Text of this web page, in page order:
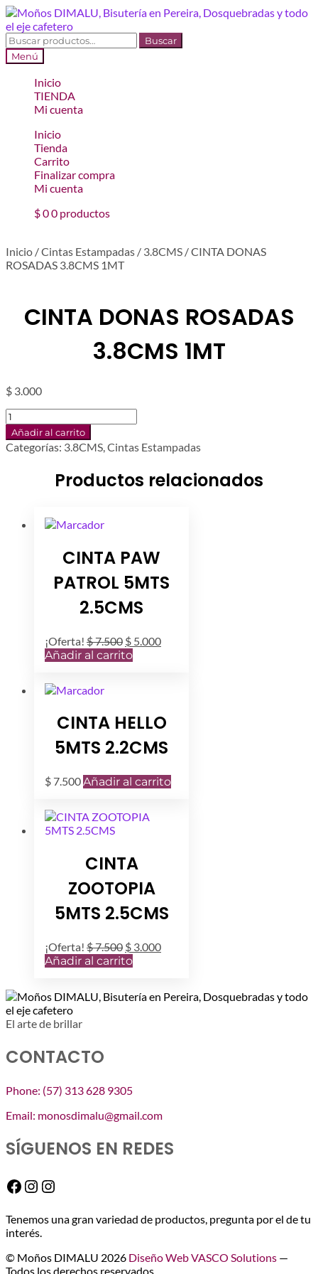
Ir
a
la
navegación
Ir
al
contenido
Buscar
por:
Buscar
Menú
Inicio
TIENDA
Mi cuenta
Inicio
Tienda
Carrito
Finalizar compra
Mi cuenta
$00 productos
Inicio /Cintas Estampadas / 3.8CMS /CINTA DONAS
ROSADAS 3.8CMS 1MT
CINTA DONAS ROSADAS
3.8CMS 1MT
$ 3.000
CINTA
DONAS
ROSADAS
3.8CMS
Añadir al carrito
Categorías: 3.8CMS,Cintas Estampadas
Productos relacionados
CINTA PAW
PATROL 5MTS
2.5CMS
¡Oferta! $7.500 El
precio
$ 5.000El
Añadir al carrito
CINTA HELLO
5MTS 2.2CMS
$ 7.500Añadir al carrito
CINTA
ZOOTOPIA
5MTS 2.5CMS
¡Oferta! $7.500 El
precio
$ 7.500.
$ 3.000El
$ 3.000.
Añadir al carrito
El arte de brillar
CONTACTO
Phone: (57) 313 628 9305
Email: monosdimalu@gmail.com
SÍGUENOS EN REDES
Facebook
Instagram
Instagram
Tenemos una gran variedad de productos, pregunta por el de tu
interés.
© Moños DIMALU 2026 Diseño Web VASCO Solutions —
Todos los derechos reservados